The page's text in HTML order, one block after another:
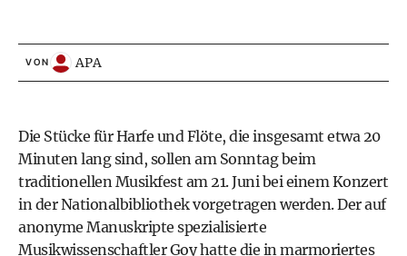
VON APA
Die Stücke für Harfe und Flöte, die insgesamt etwa 20
Minuten lang sind, sollen am Sonntag beim
traditionellen Musikfest am 21. Juni bei einem Konzert
in der Nationalbibliothek vorgetragen werden. Der auf
anonyme Manuskripte spezialisierte
Musikwissenschaftler Goy hatte die in marmoriertes